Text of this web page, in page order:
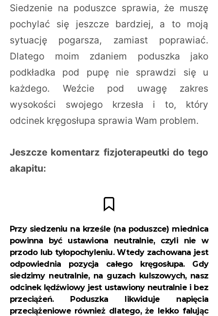
Siedzenie na poduszce sprawia, że muszę
pochylać się jeszcze bardziej, a to moją
sytuację pogarsza, zamiast poprawiać.
Dlatego moim zdaniem poduszka jako
podkładka pod pupę nie sprawdzi się u
każdego. Weźcie pod uwagę zakres
wysokości swojego krzesła i to, który
odcinek kręgosłupa sprawia Wam problem.
Jeszcze komentarz fizjoterapeutki do tego
akapitu:
Przy siedzeniu na krześle (na poduszce) miednica
powinna być ustawiona neutralnie, czyli nie w
przodo lub tyłopochyleniu. Wtedy zachowana jest
odpowiednia pozycja całego kręgosłupa. Gdy
siedzimy neutralnie, na guzach kulszowych, nasz
odcinek lędźwiowy jest ustawiony neutralnie i bez
przeciążeń. Poduszka likwiduje napięcia
przeciążeniowe również dlatego, że lekko falując